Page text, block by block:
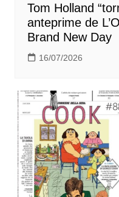
Tom Holland
anteprime de
Brand New Day
16/07/2026